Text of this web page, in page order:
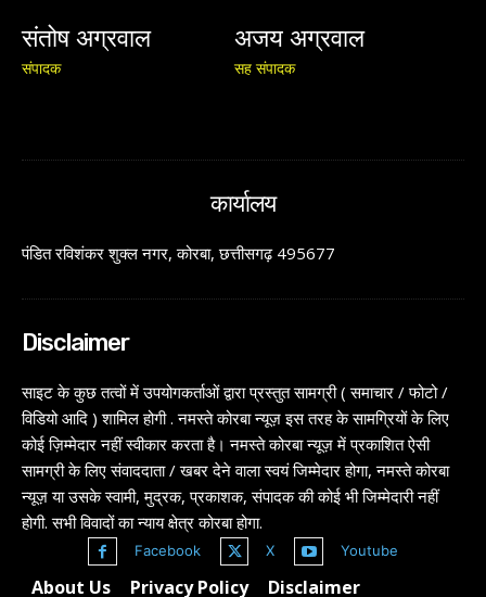
संतोष अग्रवाल
संपादक
अजय अग्रवाल
सह संपादक
कार्यालय
पंडित रविशंकर शुक्ल नगर, कोरबा, छत्तीसगढ़ 495677
Disclaimer
साइट के कुछ तत्वों में उपयोगकर्ताओं द्वारा प्रस्तुत सामग्री ( समाचार / फोटो /
विडियो आदि ) शामिल होगी . नमस्ते कोरबा न्यूज़ इस तरह के सामग्रियों के लिए
कोई ज़िम्मेदार नहीं स्वीकार करता है। नमस्ते कोरबा न्यूज़ में प्रकाशित ऐसी
सामग्री के लिए संवाददाता / खबर देने वाला स्वयं जिम्मेदार होगा, नमस्ते कोरबा
न्यूज़ या उसके स्वामी, मुद्रक, प्रकाशक, संपादक की कोई भी जिम्मेदारी नहीं
होगी. सभी विवादों का न्याय क्षेत्र कोरबा होगा.
Facebook X Youtube
About Us Privacy Policy Disclaimer